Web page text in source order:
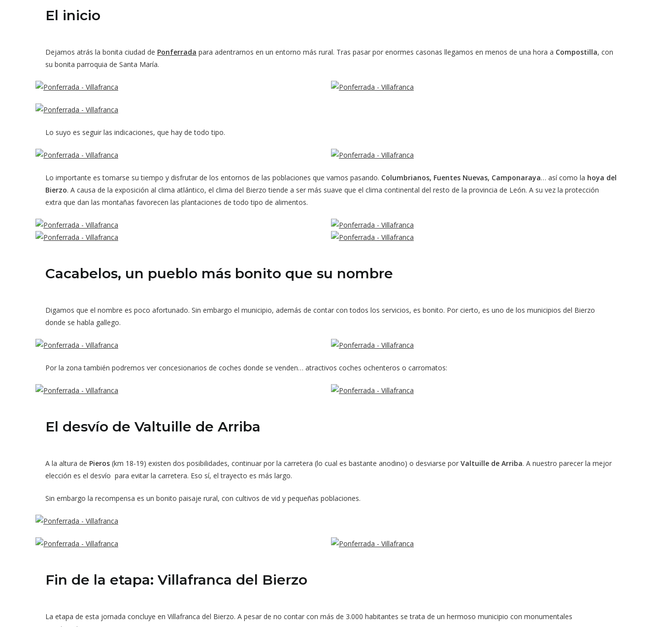
El inicio
Dejamos atrás la bonita ciudad de Ponferrada para adentrarnos en un entorno más rural. Tras pasar por enormes casonas llegamos en menos de una hora a Compostilla, con
su bonita parroquia de Santa María.
Lo suyo es seguir las indicaciones, que hay de todo tipo.
Lo importante es tomarse su tiempo y disfrutar de los entornos de las poblaciones que vamos pasando. Columbrianos, Fuentes Nuevas, Camponaraya… así como la hoya del
Bierzo. A causa de la exposición al clima atlántico, el clima del Bierzo tiende a ser más suave que el clima continental del resto de la provincia de León. A su vez la protección
extra que dan las montañas favorecen las plantaciones de todo tipo de alimentos.
Cacabelos, un pueblo más bonito que su nombre
Digamos que el nombre es poco afortunado. Sin embargo el municipio, además de contar con todos los servicios, es bonito. Por cierto, es uno de los municipios del Bierzo
donde se habla gallego.
Por la zona también podremos ver concesionarios de coches donde se venden… atractivos coches ochenteros o carromatos:
El desvío de Valtuille de Arriba
A la altura de Pieros (km 18-19) existen dos posibilidades, continuar por la carretera (lo cual es bastante anodino) o desviarse por Valtuille de Arriba. A nuestro parecer la mejor
elección es el desvío para evitar la carretera. Eso sí, el trayecto es más largo.
Sin embargo la recompensa es un bonito paisaje rural, con cultivos de vid y pequeñas poblaciones.
Fin de la etapa: Villafranca del Bierzo
La etapa de esta jornada concluye en Villafranca del Bierzo. A pesar de no contar con más de 3.000 habitantes se trata de un hermoso municipio con monumentales